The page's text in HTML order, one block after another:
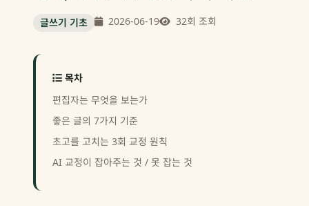
글쓰기 기초 2026-06-19 32회 조회
목차
편집자는 무엇을 보는가
좋은 글의 7가지 기준
초고를 고치는 3회 교정 원칙
AI 교정이 잡아주는 것 / 못 잡는 것